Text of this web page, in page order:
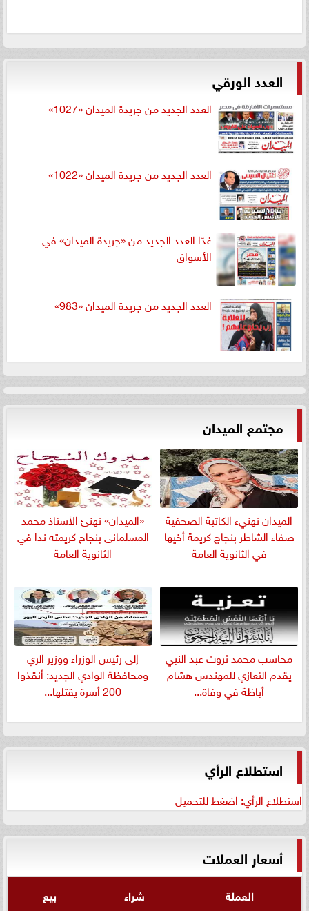
العدد الورقي
العدد الجديد من جريدة الميدان «1027»
العدد الجديد من جريدة الميدان «1022»
غدًا العدد الجديد من «جريدة الميدان» في
الأسواق
العدد الجديد من جريدة الميدان «983»
مجتمع الميدان
الميدان تهنيء الكاتبة الصحفية
صفاء الشاطر بنجاج كريمة أخيها
في الثانوية العامة
«الميدان» تهنئ الأستاذ محمد
المسلمانى بنجاح كريمته ندا في
الثانوية العامة
​محاسب محمد ثروت عبد النبي
يقدم التعازي للمهندس هشام
أباظة في وفاة...
إلى رئيس الوزراء ووزير الري
ومحافظة الوادي الجديد: أنقذوا
200 أسرة يقتلها...
استطلاع الرأي
استطلاع الرأي: اضغط للتحميل
أسعار العملات
العملة شراء بيع